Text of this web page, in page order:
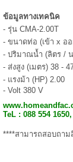
ข้อมูลทางเทคนิค
- รุ่น CMA-2.00T
- ขนาดท่อ (เข้า x อ
- ปริมาณน้ำ (ลิตร /
- ส่งสูง (เมตร) 38 -
- แรงม้า (HP) 2.00
- Volt 380 V
TeL : 088 554
****สามารถสอบถา